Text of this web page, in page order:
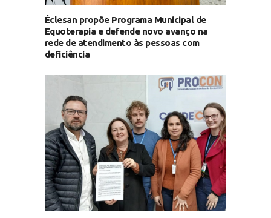
Éclesan propõe Programa Municipal de
Equoterapia e defende novo avanço na
rede de atendimento às pessoas com
deficiência